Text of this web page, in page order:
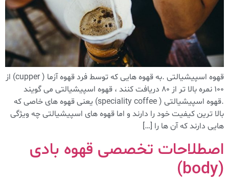
قهوه اسپیشیالتی .به قهوه هایی که توسط فرد قهوه آزما ( cupper) از
۱۰۰ نمره بالا تر از ۸۰ دریافت کنند ، قهوه اسپیشیالتی می گویند
.قهوه اسپیشیالتی ( speciality coffee) یعنی قهوه های خاصی که
بالا ترین کیفیت خود را دارند و اما قهوه های اسپیشیالتی چه ویژگی
هایی دارند که آن ها را […]
اصطلاحات تخصصی قهوه بادی
(body)